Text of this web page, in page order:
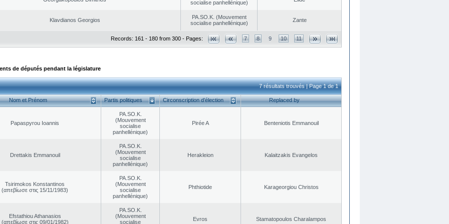
socialise panhellénique)
Klavdianos Georgios
PA.SO.K. (Mouvement
socialise panhellénique)
Zante
Records: 161 - 180 from 300 - Pages: 7 8 9 10 11
de députés pendant la législature
7 résultats trouvés | Page 1 de 1
Nom et Prénom Partis politiques Circonscription d’élection Replaced by
Papaspyrou Ioannis
PA.SO.K.
(Mouvement
socialise
panhellénique)
Pirée A Benteniotis Emmanouil
Drettakis Emmanouil
PA.SO.K.
(Mouvement
socialise
panhellénique)
Herakleion Kalaitzakis Evangelos
Tsirimokos Konstantinos
(απεβίωσε στις 15/11/1983)
PA.SO.K.
(Mouvement
socialise
panhellénique)
Phthiotide Karageorgiou Christos
Efstathiou Athanasios
(απεβίωσε στις 09/01/1982)
PA.SO.K.
(Mouvement
socialise
Evros Stamatopoulos Charalampos